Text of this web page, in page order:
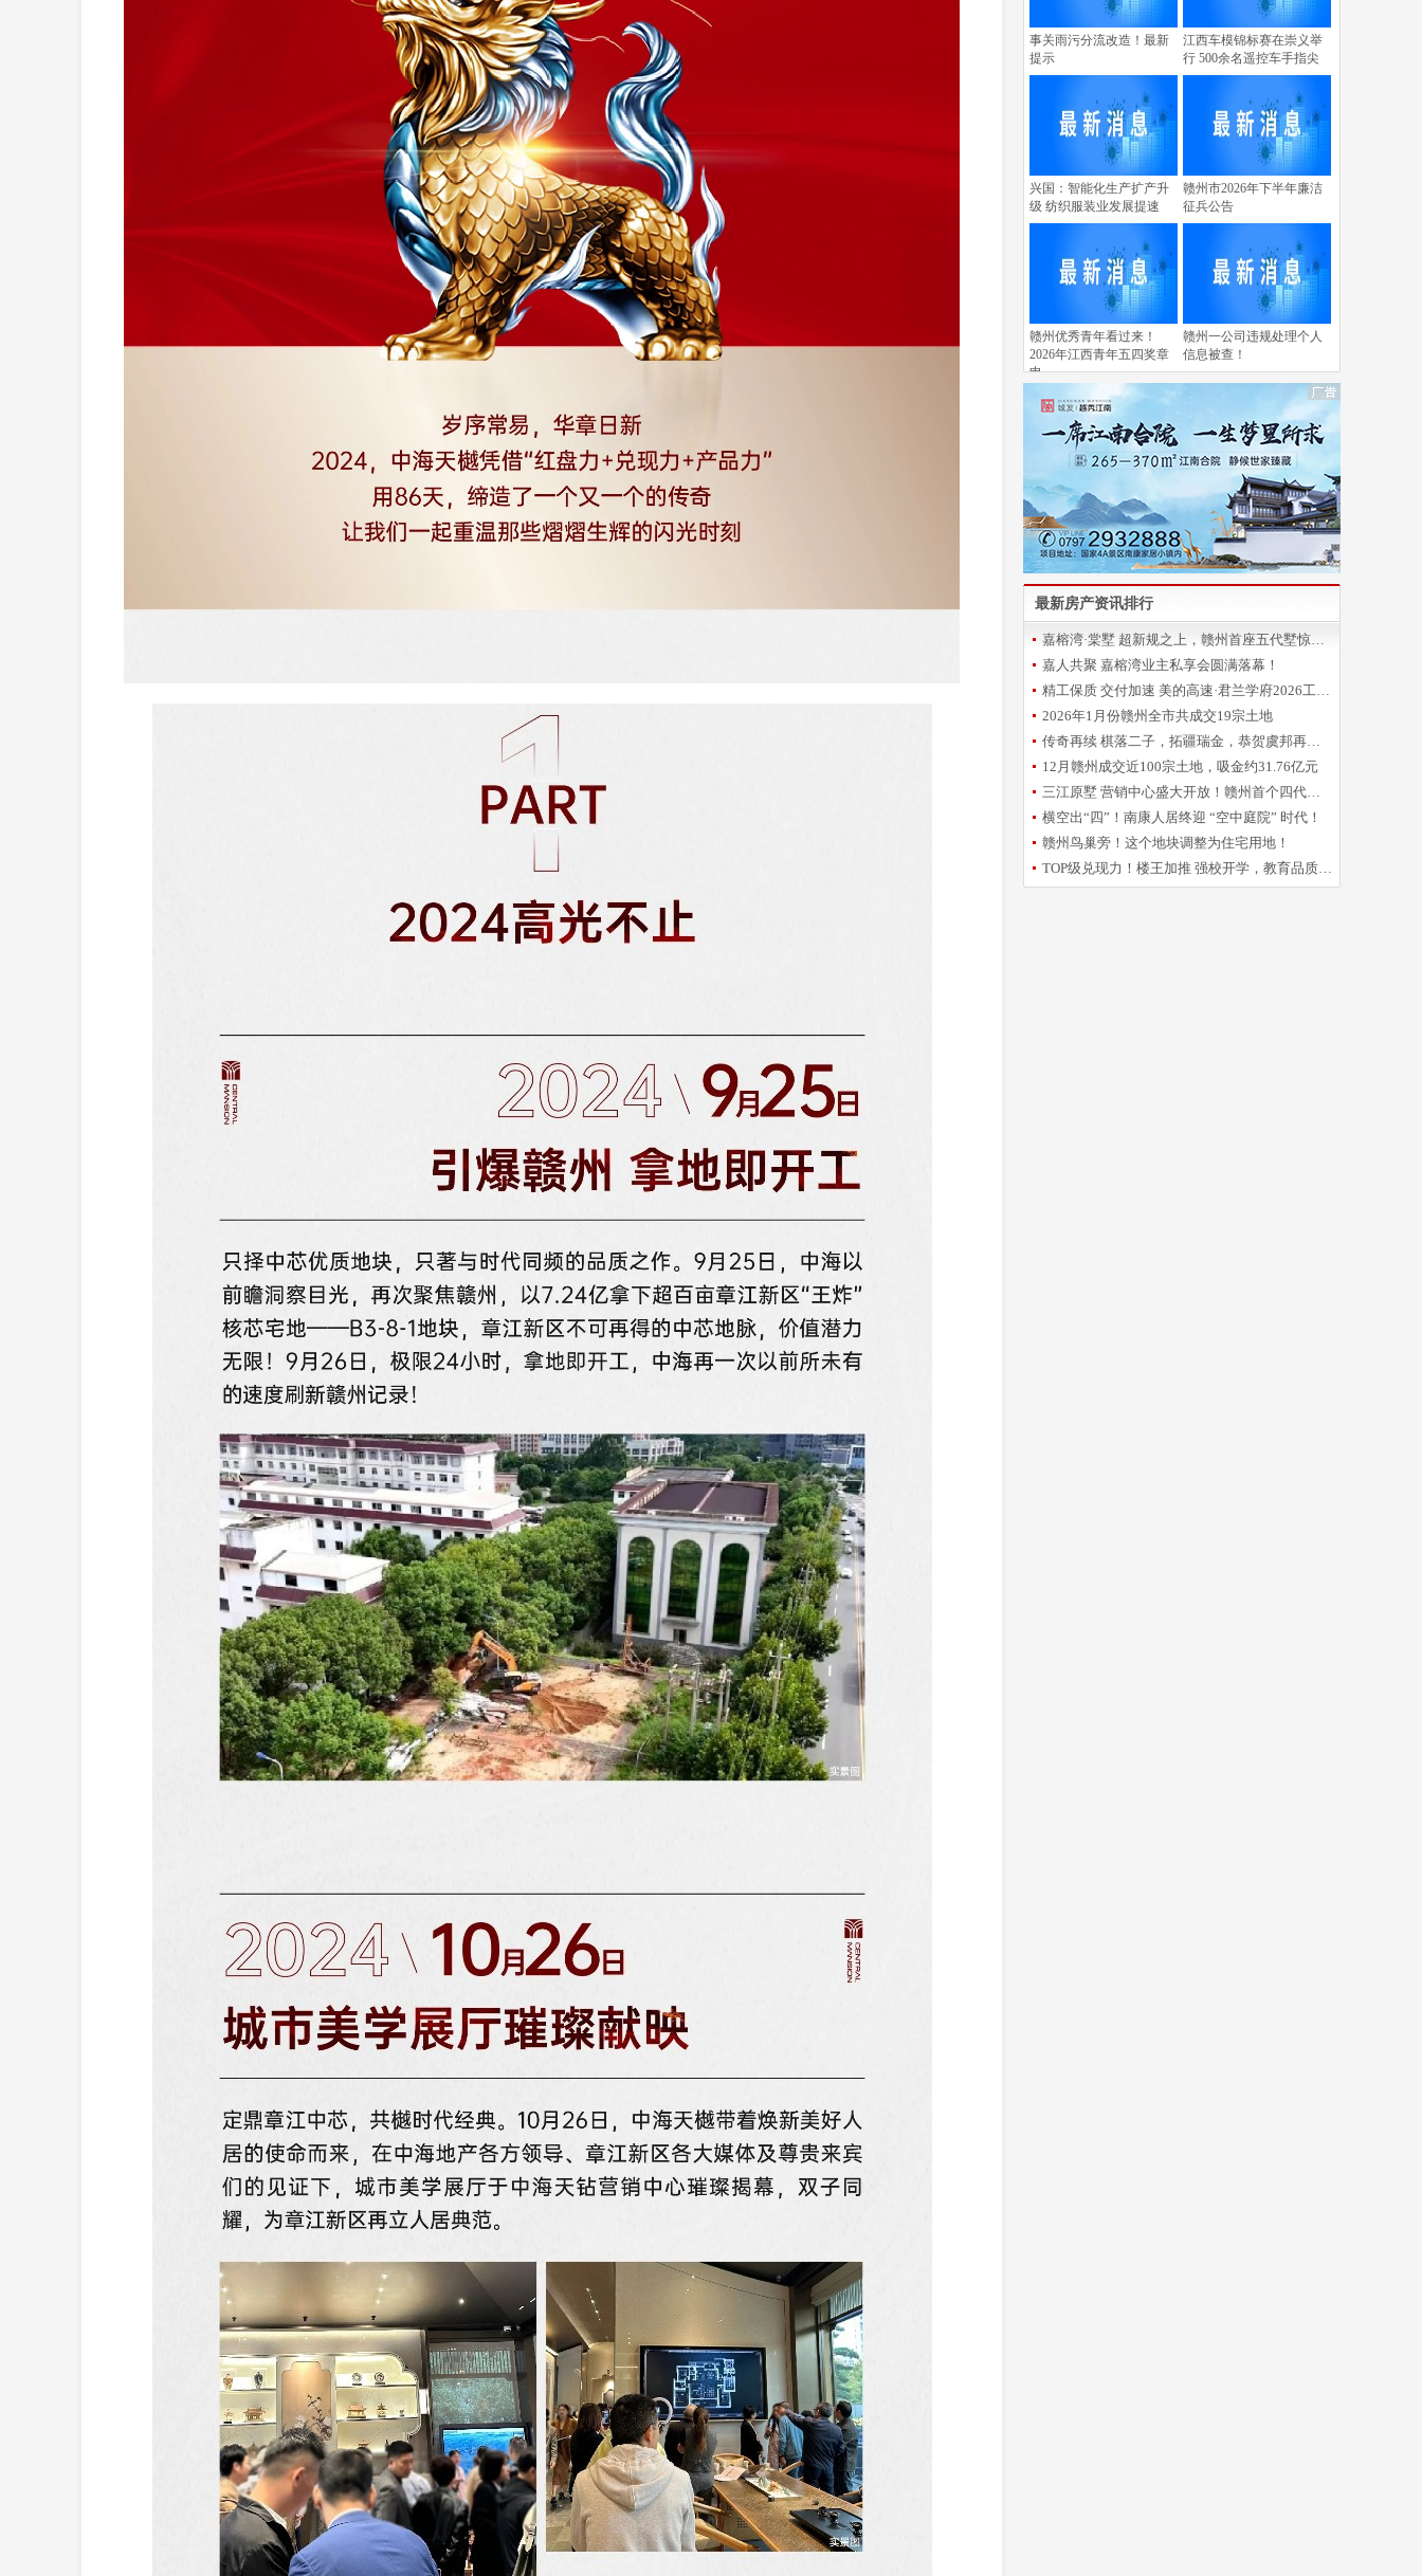
事关雨污分流改造！最新
提示
江西车模锦标赛在崇义举
行 500余名遥控车手指尖
兴国：智能化生产扩产升
级 纺织服装业发展提速
赣州市2026年下半年廉洁
征兵公告
赣州优秀青年看过来！
2026年江西青年五四奖章
申
赣州一公司违规处理个人
信息被查！
最新房产资讯排行
嘉榕湾·棠墅 超新规之上，赣州首座五代墅惊艳登场
嘉人共聚 嘉榕湾业主私享会圆满落幕！
精工保质 交付加速 美的高速·君兰学府2026工程誓师大会圆满举办
2026年1月份赣州全市共成交19宗土地
传奇再续 棋落二子，拓疆瑞金，恭贺虞邦再摘新地！
12月赣州成交近100宗土地，吸金约31.76亿元
三江原墅 营销中心盛大开放！赣州首个四代洋房倾城亮相
横空出“四”！南康人居终迎 “空中庭院” 时代！
赣州鸟巢旁！这个地块调整为住宅用地！
TOP级兑现力！楼王加推 强校开学，教育品质再升级！